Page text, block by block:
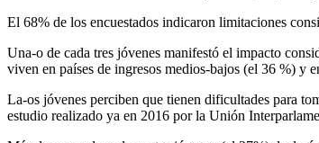
El 68% de los encuestados indicaron limitaciones
Una-o de cada tres jóvenes manifestó el impacto
viven en países de ingresos medios-bajos (el 36 %) y
La-os jóvenes perciben que tienen dificultades para
estudio realizado ya en 2016 por la Unión